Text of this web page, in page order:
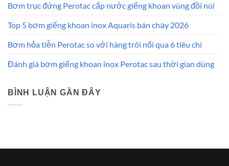
Bơm trục đứng Perotac cấp nước giếng khoan vùng đồi núi
Top 5 bơm giếng khoan inox Aquaris bán chạy 2026
Bơm hỏa tiễn Perotac so với hàng trôi nổi qua 6 tiêu chí
Đánh giá bơm giếng khoan inox Perotac sau thời gian dùng
BÌNH LUẬN GẦN ĐÂY